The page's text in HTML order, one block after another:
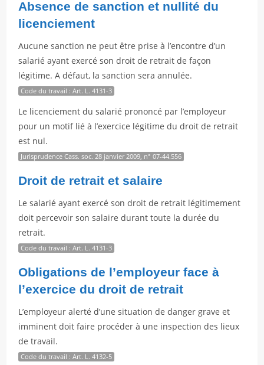
Absence de sanction et nullité du
licenciement
Aucune sanction ne peut être prise à l’encontre d’un
salarié ayant exercé son droit de retrait de façon
légitime. A défaut, la sanction sera annulée.
Code du travail : Art. L. 4131-3
Le licenciement du salarié prononcé par l’employeur
pour un motif lié à l’exercice légitime du droit de retrait
est nul.
Jurisprudence Cass. soc. 28 janvier 2009, n° 07-44.556
Droit de retrait et salaire
Le salarié ayant exercé son droit de retrait légitimement
doit percevoir son salaire durant toute la durée du
retrait.
Code du travail : Art. L. 4131-3
Obligations de l’employeur face à
l’exercice du droit de retrait
L’employeur alerté d’une situation de danger grave et
imminent doit faire procéder à une inspection des lieux
de travail.
Code du travail : Art. L. 4132-5